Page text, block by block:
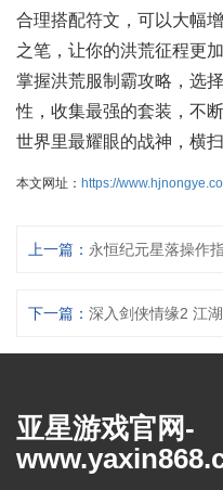
合理搭配符文，可以大幅
之笔，让你的洪荒征程更加
掌握洪荒服制霸攻略，选
性，收集最强的套装，不
世界里最耀眼的战神，横
本文网址： https://
上一篇： 永恒纪元星落操作
下一篇：
亚星游戏官网-